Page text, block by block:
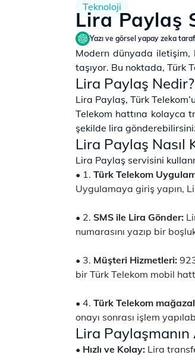
Teknoloji
Lira Paylaş
Yazı ve görsel yapay zeka
Modern dünyada iletişim,
taşıyor. Bu noktada, Türk
Lira Paylaş Nedir?
Lira Paylaş, Türk
Telekom hattına kolayca
şekilde lira
Lira Paylaş Nasıl
Lira Paylaş servisini
1. Türk Telekom
Uygulamaya giriş yapın,
2. SMS ile Lira Gönder:
numarasını yazıp bir
3. Müşteri Hizmetleri:
bir Türk Telekom mobil
4. Türk Telekom
onayı sonrası işlem
Lira Paylaşmanın
Hızlı ve Kolay: Lira